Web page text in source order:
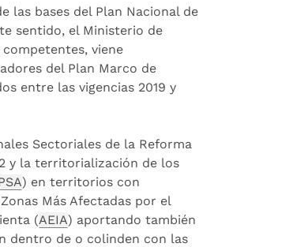
las bases del Plan Nacional de
sentido, el Ministerio de
viene
del Plan Marco de
entre las vigencias 2019 y
Sectoriales de la Reforma
y la territorialización de los
) en territorios con
Más Afectadas por el
(AEIA) aportando también
dentro de o colinden con las